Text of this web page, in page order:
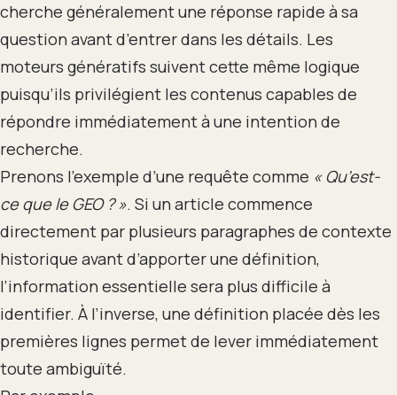
cherche généralement une réponse rapide à sa
question avant d’entrer dans les détails. Les
moteurs génératifs suivent cette même logique
puisqu’ils privilégient les contenus capables de
répondre immédiatement à une intention de
recherche.
Prenons l’exemple d’une requête comme « Qu’est-
ce que le GEO ? ». Si un article commence
directement par plusieurs paragraphes de contexte
historique avant d’apporter une définition,
l’information essentielle sera plus difficile à
identifier. À l’inverse, une définition placée dès les
premières lignes permet de lever immédiatement
toute ambiguïté.